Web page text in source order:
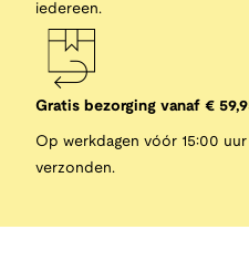
iedereen.
Gratis bezorging vanaf €
Op werkdagen vóór 15:00
verzonden.